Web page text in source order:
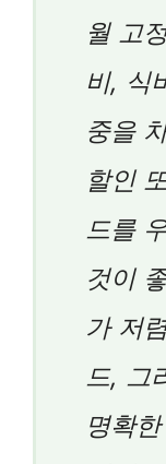
월 고
비, 식
중을
할인
드를
것이
가 저
드, 그
명확